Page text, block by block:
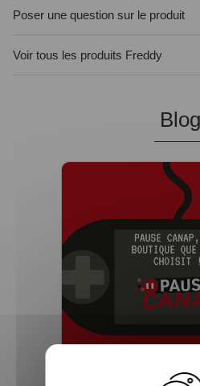
Poser une question sur le produit
Voir tous les produits Freddy
Blog
5 bonnes